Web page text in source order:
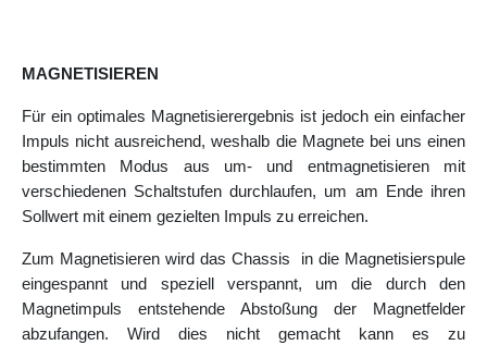
MAGNETISIEREN
Für ein optimales Magnetisierergebnis ist jedoch ein einfacher
Impuls nicht ausreichend, weshalb die Magnete bei uns einen
bestimmten Modus aus um- und entmagnetisieren mit
verschiedenen Schaltstufen durchlaufen, um am Ende ihren
Sollwert mit einem gezielten Impuls zu erreichen.
Zum Magnetisieren wird das Chassis in die Magnetisierspule
eingespannt und speziell verspannt, um die durch den
Magnetimpuls entstehende Abstoßung der Magnetfelder
abzufangen. Wird dies nicht gemacht kann es zu